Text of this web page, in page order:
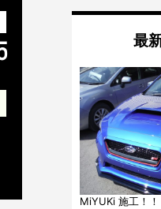
最
MiYUKi 施工！！